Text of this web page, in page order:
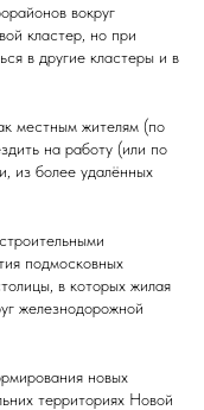
вокруг
кластер, но при
в другие кластеры и в
местным жителям (по
на работу (или по
из более удалённых
подмосковных
в которых жилая
железнодорожной
новых
территориях Новой